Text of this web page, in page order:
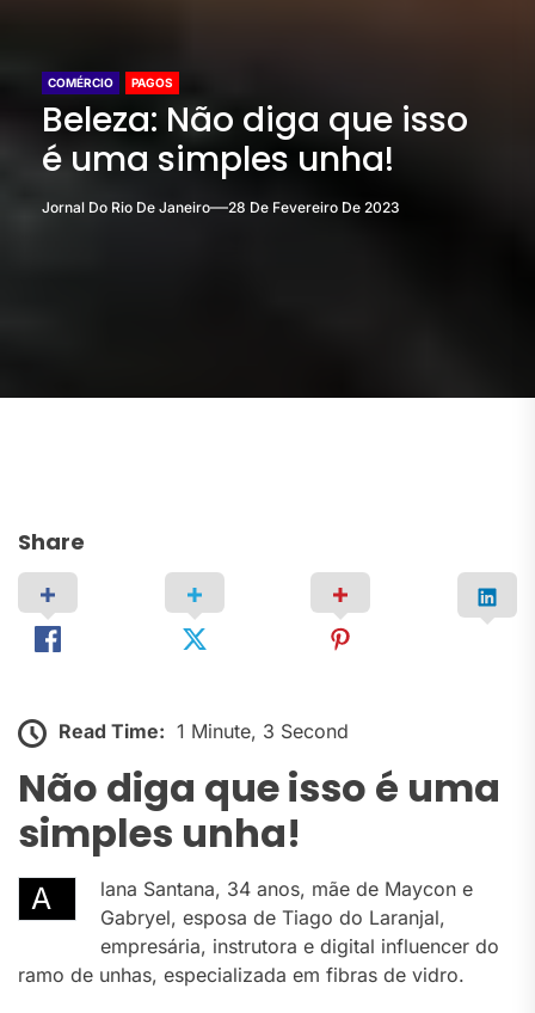
COMÉRCIO PAGOS
Beleza: Não diga que isso
é uma simples unha!
Jornal Do Rio De Janeiro 28 De Fevereiro De 2023
Share
Read Time: 1 Minute, 3 Second
Não diga que isso é uma
simples unha!
A
lana Santana, 34 anos, mãe de Maycon e
Gabryel, esposa de Tiago do Laranjal,
empresária, instrutora e digital influencer do
ramo de unhas, especializada em fibras de vidro.